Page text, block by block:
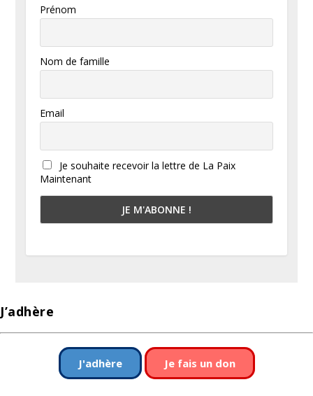
Prénom
Nom de famille
Email
Je souhaite recevoir la lettre de La Paix
Maintenant
J’adhère
J'adhère Je fais un don